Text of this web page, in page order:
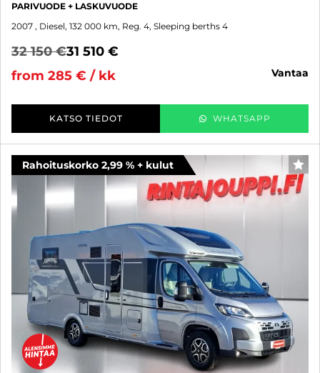
PARIVUODE + LASKUVUODE
2007 , Diesel, 132 000 km, Reg. 4, Sleeping berths 4
32 150 €31 510 €
from 285 € / kk
vantaa
KATSO TIEDOT WHATSAPP
Rahoituskorko 2,99 % + kulut